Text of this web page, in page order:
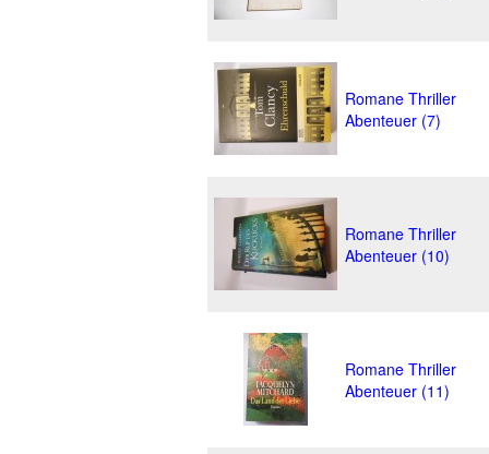
Romane Thriller
Abenteuer (7)
Romane Thriller
Abenteuer (10)
Romane Thriller
Abenteuer (11)